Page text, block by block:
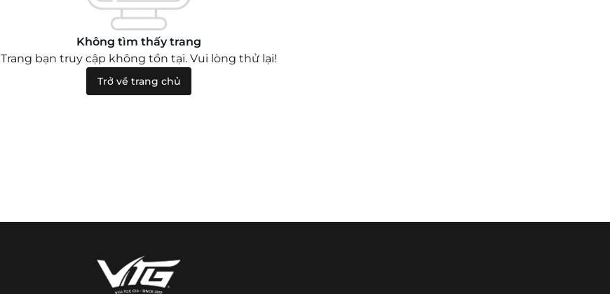
Không tìm thấy trang
Trang bạn truy cập không tồn tại. Vui lòng thử lại!
Trở về trang chủ